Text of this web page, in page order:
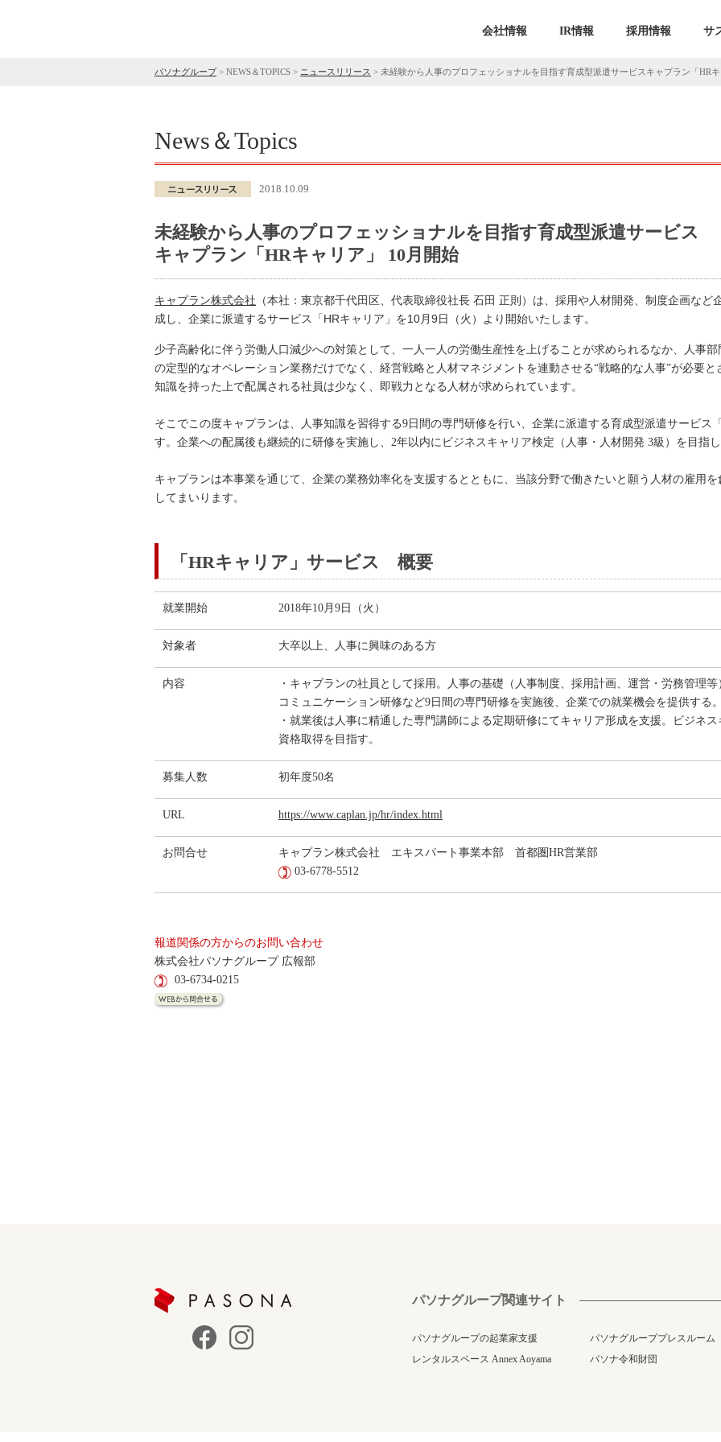
会社情報 IR情報 採用情報 サ
パソナグループ> NEWS＆TOPICS > ニュースリリース > 未経験から人事のプロフェッショナルを目指す育成型派遣サービスキャプラン「HR
News＆Topics
2018.10.09
未経験から人事のプロフェッショナルを目指す育成型派遣サービス
キャプラン「HRキャリア」 10月開始
キャプラン株式会社 （本社：東京都千代田区、代表取締役社長 石田 正則）は、採用や人材開発、制度企画な
成し、企業に派遣するサービス「HRキャリア」を10月9日（火）より開始いたします。
少子高齢化に伴う労働人口減少への対策として、一人一人の労働生産性を上げることが求められるなか、人事
の定型的なオペレーション業務だけでなく、経営戦略と人材マネジメントを連動させる“戦略的な人事”が必要
知識を持った上で配属される社員は少なく、即戦力となる人材が求められています。
そこでこの度キャプランは、人事知識を習得する9日間の専門研修を行い、企業に派遣する育成型派遣サービス
す。企業への配属後も継続的に研修を実施し、2年以内にビジネスキャリア検定（人事・人材開発 3級）を目指し
キャプランは本事業を通じて、企業の業務効率化を支援するとともに、当該分野で働きたいと願う人材の雇用
してまいります。
「HRキャリア」サービス 概要
就業開始 2018年10月9日（火）
対象者 大卒以上、人事に興味のある方
内容
・キャプランの社員として採用。人事の基礎（人事制度、採用計画、運営・労務管理等
コミュニケーション研修など9日間の専門研修を実施後、企業での就業機会を提供する。
・就業後は人事に精通した専門講師による定期研修にてキャリア形成を支援。ビジネ
資格取得を目指す。
募集人数 初年度50名
URL https://www.caplan.jp/hr/index.html
お問合せ
キャプラン株式会社 エキスパート事業本部 首都圏HR営業部
03-6778-5512
報道関係の方からのお問い合わせ
株式会社パソナグループ 広報部
03-6734-0215
パソナグループ関連サイト
パソナグループの起業家支援 パソナグループプレスルーム
レンタルスペース Annex Aoyama
パソナ令和財団